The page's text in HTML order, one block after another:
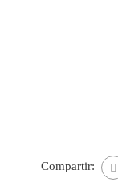
Compartir: